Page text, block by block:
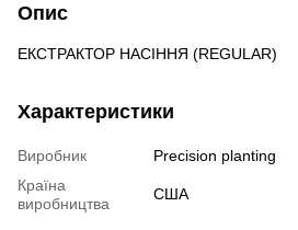
Опис
ЕКСТРАКТОР НАСІННЯ (REGULAR)
Характеристики
Виробник
Precision planting
Країна
виробництва
США